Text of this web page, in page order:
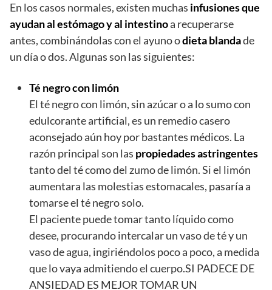
En los casos normales, existen muchas infusiones que
ayudan al estómago y al intestinoa recuperarse
antes, combinándolas con el ayuno odieta blandade
un día o dos. Algunas son las siguientes:
Té negro con limón
El té negro con limón, sin azúcar o a lo sumo con
edulcorante artificial, es un remedio casero
aconsejado aún hoy por bastantes médicos. La
razón principal son las propiedades astringentes
tanto del té como del zumo de limón. Si el limón
aumentara las molestias estomacales, pasaría a
tomarse el té negro solo.
El paciente puede tomar tanto líquido como
desee, procurando intercalar un vaso de té y un
vaso de agua, ingiriéndolos poco a poco, a medida
que lo vaya admitiendo el cuerpo.SI PADECE DE
ANSIEDAD ES MEJOR TOMAR UN